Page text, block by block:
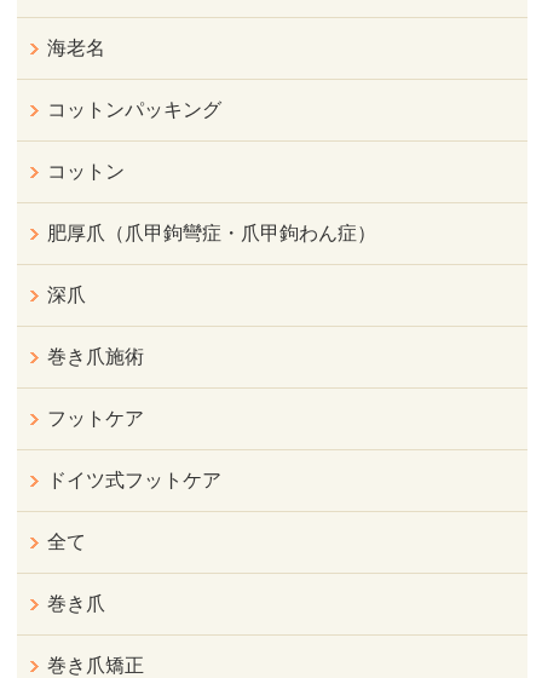
海老名
コットンパッキング
コットン
肥厚爪（爪甲鉤彎症・爪甲鉤わん症）
深爪
巻き爪施術
フットケア
ドイツ式フットケア
全て
巻き爪
巻き爪矯正